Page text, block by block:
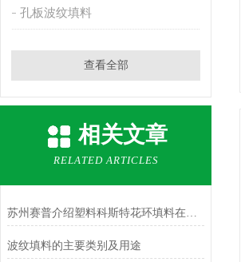
孔板波纹填料
查看全部
相关文章
RELATED ARTICLES
苏州赛普介绍塑料科斯特花环填料在煤气净化塔的应用
波纹填料的主要类别及用途